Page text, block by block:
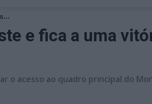
e fica a uma
o acesso ao quadro principal do